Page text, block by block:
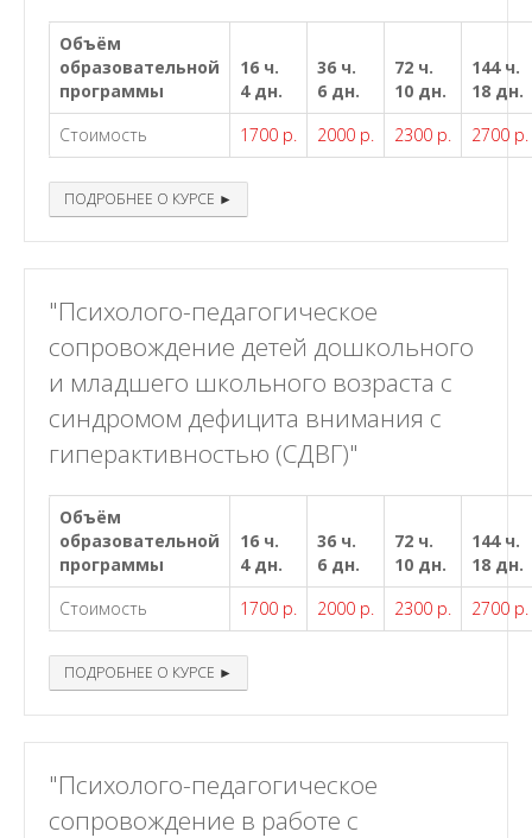
Объём
образовательной
программы
16 ч.
4 дн.
36 ч.
6 дн.
72 ч.
10 дн.
144 ч.
18 дн.
Стоимость
1700 р. 2000 р. 2300 р. 2700 р.
ПОДРОБНЕЕ О КУРСЕ ►
"Психолого-педагогическое
сопровождение детей дошкольного
и младшего школьного возраста с
синдромом дефицита внимания с
гиперактивностью (СДВГ)"
Объём
образовательной
программы
16 ч.
4 дн.
36 ч.
6 дн.
72 ч.
10 дн.
144 ч.
18 дн.
Стоимость
1700 р. 2000 р. 2300 р. 2700 р.
ПОДРОБНЕЕ О КУРСЕ ►
"Психолого-педагогическое
сопровождение в работе с